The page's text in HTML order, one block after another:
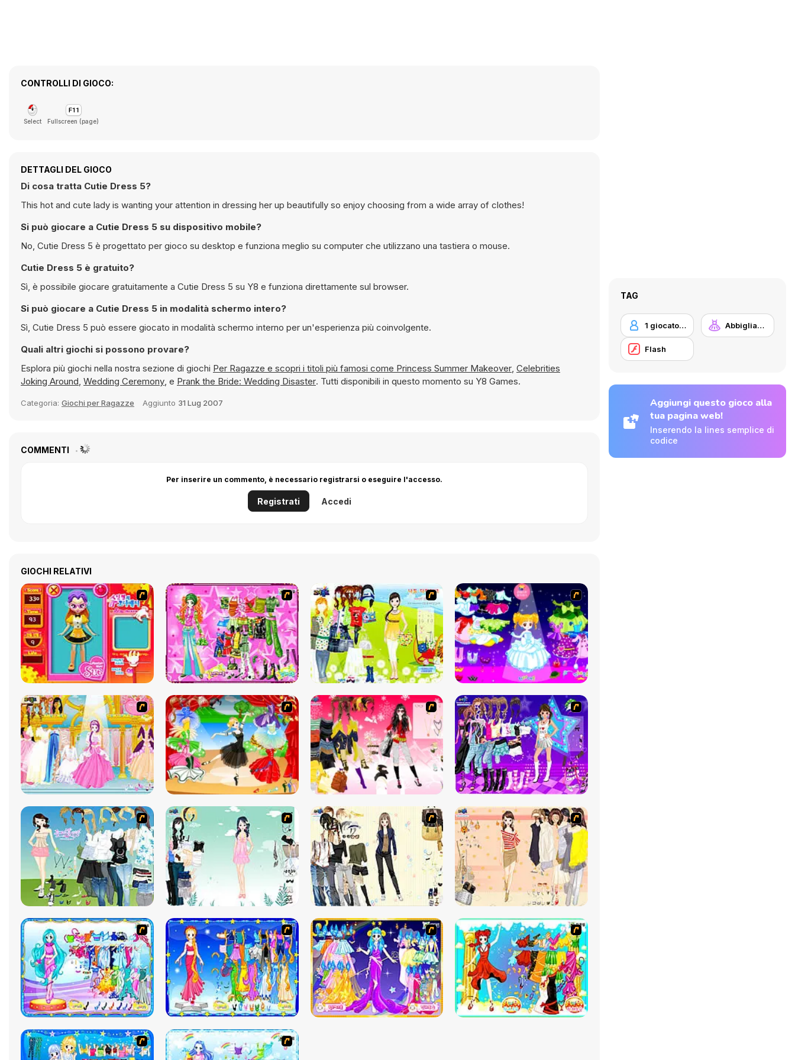
CONTROLLI DI GIOCO:
Select Fullscreen (page)
DETTAGLI DEL GIOCO
Di cosa tratta Cutie Dress 5?
This hot and cute lady is wanting your attention in dressing her up beautifully so enjoy choosing from a wide array of clothes!
Si può giocare a Cutie Dress 5 su dispositivo mobile?
No, Cutie Dress 5 è progettato per gioco su desktop e funziona meglio su computer che utilizzano una tastiera o mouse.
Cutie Dress 5 è gratuito?
Sì, è possibile giocare gratuitamente a Cutie Dress 5 su Y8 e funziona direttamente sul browser.
Si può giocare a Cutie Dress 5 in modalità schermo intero?
Sì, Cutie Dress 5 può essere giocato in modalità schermo interno per un'esperienza più coinvolgente.
Quali altri giochi si possono provare?
Esplora più giochi nella nostra sezione di giochi
Per Ragazze e scopri i titoli più famosi come Princess Summer Makeover, Celebrities
Joking Around, Wedding Ceremony, e Prank the Bride: Wedding Disaster. Tutti disponibili in questo momento su Y8 Games.
Categoria: Giochi per Ragazze Aggiunto 31 Lug 2007
COMMENTI
Per inserire un commento, è necessario registrarsi o eseguire l'accesso.
Registrati Accedi
GIOCHI RELATIVI
TAG
1 giocatore Abbigliamento Dress Up
Flash
Aggiungi questo gioco alla
tua pagina web!
Inserendo la lines semplice di
codice